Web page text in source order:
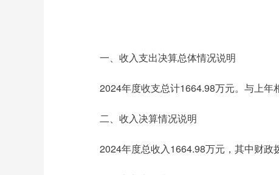
一、收入支出决算总体情况说明
2024年度收支总计1664.98万元。与上年
二、收入决算情况说明
2024年度总收入1664.98万元，其中财政